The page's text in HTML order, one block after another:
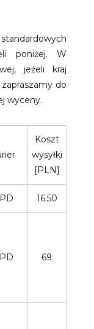
poniżej. W
jeżeli kraj
do
wyceny.
Koszt
wysyłki
[PLN]
16.50
69